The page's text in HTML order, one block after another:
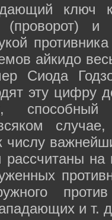
ключ
(проворот)
айкидо
Сиода
эту цифру
числу
рассчитаны
и т.